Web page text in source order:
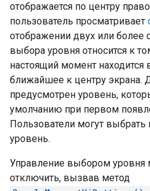
отображается по центру
пользователь просматривает
отображении двух или более
выбора уровня относится к
настоящий момент находится
ближайшее к центру экрана.
предусмотрен уровень,
умолчанию при первом
Пользователи могут
уровень.
Управление выбором
отключить, вызвав метод